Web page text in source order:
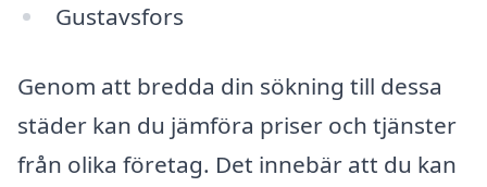
Gustavsfors
Genom att bredda din sökning till dessa
städer kan du jämföra priser och tjänster
från olika företag. Det innebär att du kan